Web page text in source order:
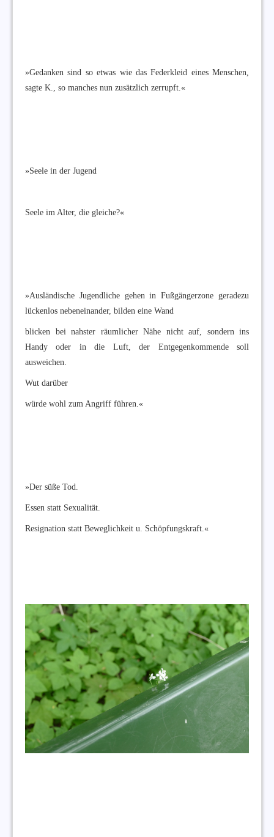
»Gedanken sind so etwas wie das Federkleid eines Menschen,
sagte K., so manches nun zusätzlich zerrupft.«
»Seele in der Jugend
Seele im Alter, die gleiche?«
»Ausländische Jugendliche gehen in Fußgängerzone geradezu
lückenlos nebeneinander, bilden eine Wand
blicken bei nahster räumlicher Nähe nicht auf, sondern ins
Handy oder in die Luft, der Entgegenkommende soll
ausweichen.
Wut darüber
würde wohl zum Angriff führen.«
»Der süße Tod.
Essen statt Sexualität.
Resignation statt Beweglichkeit u. Schöpfungskraft.«